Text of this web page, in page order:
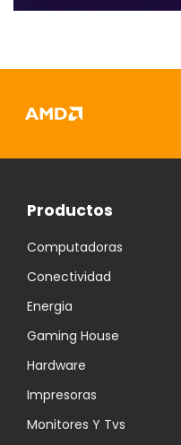
Productos
Computadoras
Conectividad
Energia
Gaming House
Hardware
Impresoras
Monitores Y Tvs